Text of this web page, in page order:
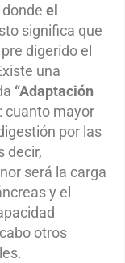
el
significa que
digerido el
una
“Adaptación
cuanto mayor
por las
decir,
será la carga
y el
otros